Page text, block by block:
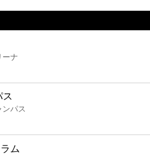
ーナ
ス
パス
ム